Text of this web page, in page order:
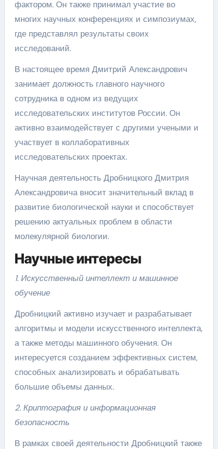
фактором. Он также принимал участие во
многих научных конференциях и симпозиумах,
где представлял результаты своих
исследований.
В настоящее время Дмитрий Александрович
занимает должность главного научного
сотрудника в одном из ведущих
исследовательских институтов России. Он
активно взаимодействует с другими учеными и
участвует в коллаборативных
исследовательских проектах.
Научная деятельность Дробницкого Дмитрия
Александровича вносит значительный вклад в
развитие биологической науки и способствует
решению актуальных проблем в области
молекулярной биологии.
Научные интересы
1. Искусственный интеллект и машинное
обучение
Дробницкий активно изучает и разрабатывает
алгоритмы и модели искусственного интеллекта,
а также методы машинного обучения. Он
интересуется созданием эффективных систем,
способных анализировать и обрабатывать
большие объемы данных.
2. Криптография и информационная
безопасность
В рамках своей деятельности Дробницкий также